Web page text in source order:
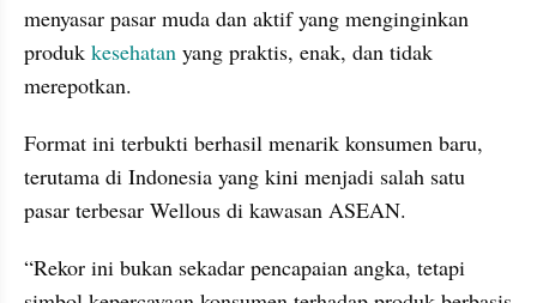
menyasar pasar muda dan aktif yang menginginkan
produk kesehatan yang praktis, enak, dan tidak
merepotkan.
Format ini terbukti berhasil menarik konsumen baru,
terutama di Indonesia yang kini menjadi salah satu
pasar terbesar Wellous di kawasan ASEAN.
“Rekor ini bukan sekadar pencapaian angka, tetapi